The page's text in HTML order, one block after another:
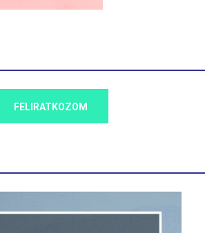
FELIRATKOZOM